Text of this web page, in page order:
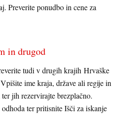
Preverite ponudbo in cene za
in drugod
tudi v drugih krajih Hrvaške
ime kraja, države ali regije in
jih rezervirajte brezplačno.
ter pritisnite Išči za iskanje